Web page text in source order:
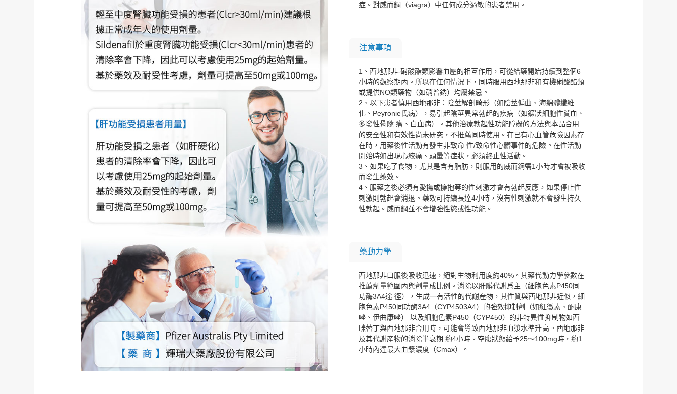
症。對威而鋼（viagra）中任何成分過敏的患者禁用。
注意事項
1、西地那非-硝酸酯類影響血壓的相互作用，可從給藥開始持續到整個6
小時的觀察期內。所以在任何情況下，同時服用西地那非和有機硝酸酯類
或提供NO類藥物（如硝普鈉）均屬禁忌。
2、以下患者慎用西地那非：陰莖解剖畸形（如陰莖偏曲、海綿體纖維
化、Peyronie氏病），易引起陰莖異常勃起的疾病（如鐮狀細胞性貧血、
多發性骨髓 瘤、白血病）。其他治療勃起性功能障礙的方法與本品合用
的安全性和有效性尚未研究，不推薦同時使用。在已有心血管危險因素存
在時，用藥後性活動有發生非致命 性/致命性心髒事件的危險。在性活動
開始時如出現心絞痛、頭暈等症狀，必須終止性活動。
3、如果吃了食物，尤其是含有脂肪，則服用的威而鋼需1小時才會被吸收
而發生藥效。
4、服藥之後必須有愛撫或擁抱等的性刺激才會有勃起反應，如果停止性
刺激則勃起會消退。藥效可持續長達4小時，沒有性刺激就不會發生持久
性勃起。威而鋼並不會增強性慾或性功能。
藥動力學
西地那非口服後吸收迅速，絕對生物利用度約40%。其藥代動力學參數在
推薦劑量範圍內與劑量成比例。消除以肝髒代謝爲主（細胞色素P450同
功酶3A4途 徑），生成一有活性的代謝産物，其性質與西地那非近似，細
胞色素P450同功酶3A4（CYP4503A4）的強效抑制劑（如紅黴素、酮康
唑、伊曲康唑） 以及細胞色素P450（CYP450）的非特異性抑制物如西
咪替丁與西地那非合用時，可能會導致西地那非血漿水準升高。西地那非
及其代謝産物的消除半衰期 約4小時。空腹狀態給予25～100mg時，約1
小時內達最大血漿濃度（Cmax）。